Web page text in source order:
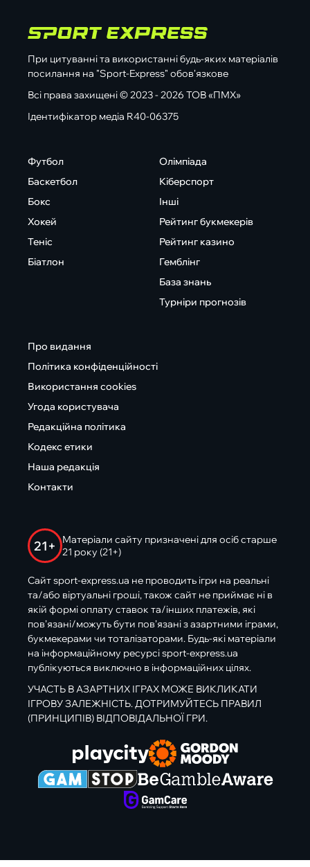
При цитуванні та використанні будь-яких матеріалів
посилання на "Sport-Express" обов'язкове
Всі права захищені © 2023 - 2026 ТОВ «ПМХ»
Ідентифікатор медіа R40-06375
Футбол
Баскетбол
Бокс
Хокей
Теніс
Біатлон
Олімпіада
Кіберспорт
Інші
Рейтинг букмекерів
Рейтинг казино
Гемблінг
База знань
Турніри прогнозів
Про видання
Політика конфіденційності
Використання cookies
Угода користувача
Редакційна політика
Кодекс етики
Наша редакція
Контакти
21+
Матеріали сайту призначені для осіб старше
21 року (21+)
Сайт sport-express.ua не проводить ігри на реальні
та/або віртуальні гроші, також сайт не приймає ні в
якій формі оплату ставок та/інших платежів, які
пов’язані/можуть бути пов’язані з азартними іграми,
букмекерами чи тоталізаторами. Будь-які матеріали
на інформаційному ресурсі sport-express.ua
публікуються виключно в інформаційних цілях.
УЧАСТЬ В АЗАРТНИХ ІГРАХ МОЖЕ ВИКЛИКАТИ
ІГРОВУ ЗАЛЕЖНІСТЬ. ДОТРИМУЙТЕСЬ ПРАВИЛ
(ПРИНЦИПІВ) ВІДПОВІДАЛЬНОЇ ГРИ.